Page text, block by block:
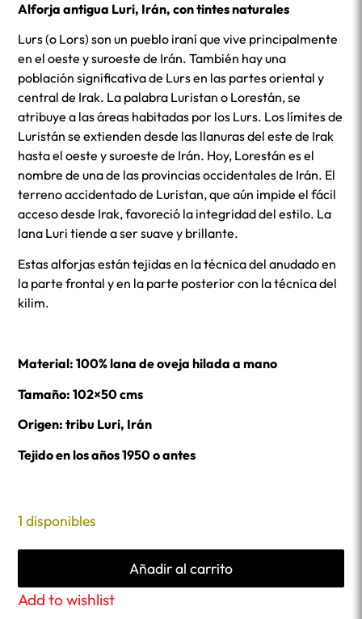
Alforja antigua Luri, Irán, con tintes naturales
Lurs (o Lors) son un pueblo iraní que vive principalmente
en el oeste y suroeste de Irán. También hay una
población significativa de Lurs en las partes oriental y
central de Irak. La palabra Luristan o Lorestán, se
atribuye a las áreas habitadas por los Lurs. Los límites de
Luristán se extienden desde las llanuras del este de Irak
hasta el oeste y suroeste de Irán. Hoy, Lorestán es el
nombre de una de las provincias occidentales de Irán. El
terreno accidentado de Luristan, que aún impide el fácil
acceso desde Irak, favoreció la integridad del estilo. La
lana Luri tiende a ser suave y brillante.
Estas alforjas están tejidas en la técnica del anudado en
la parte frontal y en la parte posterior con la técnica del
kilim.
Material: 100% lana de oveja hilada a mano
Tamaño: 102×50 cms
Origen: tribu Luri, Irán
Tejido en los años 1950 o antes
1 disponibles
Añadir al carrito
Add to wishlist